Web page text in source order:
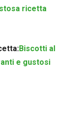
ricetta
Biscotti al
e gustosi